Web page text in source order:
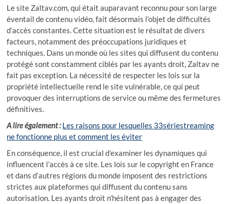
Le site Zaltav.com, qui était auparavant reconnu pour son large
éventail de contenu vidéo, fait désormais l’objet de difficultés
d’accès constantes. Cette situation est le résultat de divers
facteurs, notamment des préoccupations juridiques et
techniques. Dans un monde où les sites qui diffusent du contenu
protégé sont constamment ciblés par les ayants droit, Zaltav ne
fait pas exception. La nécessité de respecter les lois sur la
propriété intellectuelle rend le site vulnérable, ce qui peut
provoquer des interruptions de service ou même des fermetures
définitives.
A lire également :Les raisons pour lesquelles 33sériestreaming
ne fonctionne plus et comment les éviter
En conséquence, il est crucial d’examiner les dynamiques qui
influencent l’accès à ce site. Les lois sur le copyright en France
et dans d’autres régions du monde imposent des restrictions
strictes aux plateformes qui diffusent du contenu sans
autorisation. Les ayants droit n’hésitent pas à engager des